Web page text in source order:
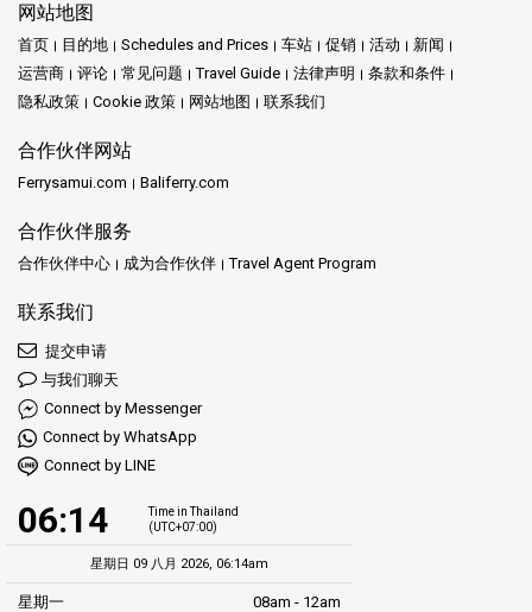
网站地图
首页 目的地 Schedules and Prices 车站 促销 活动
新闻
运营商
评论 常见问题 Travel Guide 法律声明
条款和条件
隐私政策
Cookie 政策 网站地图 联系我们
合作伙伴网站
Ferrysamui.com Baliferry.com
合作伙伴服务
合作伙伴中心 成为合作伙伴 Travel Agent Program
联系我们
提交申请
与我们聊天
Connect by Messenger
Connect by WhatsApp
Connect by LINE
06:14
Time in Thailand
(UTC+07:00)
星期日 09 八月 2026, 06:14am
星期一
08am - 12am